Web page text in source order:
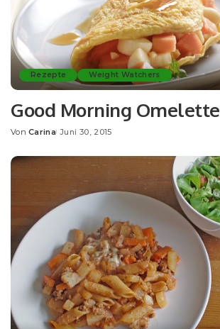
Rezepte Weight Watchers
Good Morning Omelette
Posted
Von Carina Juni 30, 2015